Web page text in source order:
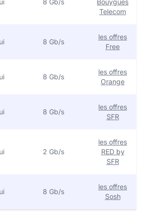
8 Gb/s
Bouygues
Telecom
8 Gb/s
les offres
Free
8 Gb/s
les offres
Orange
8 Gb/s
les offres
SFR
2 Gb/s
les offres
RED by
SFR
8 Gb/s
les offres
Sosh